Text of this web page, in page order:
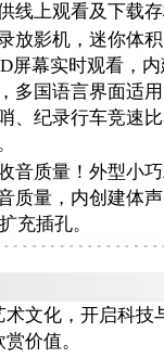
线上观看及下载
放影机，迷你体
屏幕实时观看，
多国语言界面适
、纪录行车竞速
音质量！外型小
质量，内创建体
充插孔。
术文化，开启科技
价值。